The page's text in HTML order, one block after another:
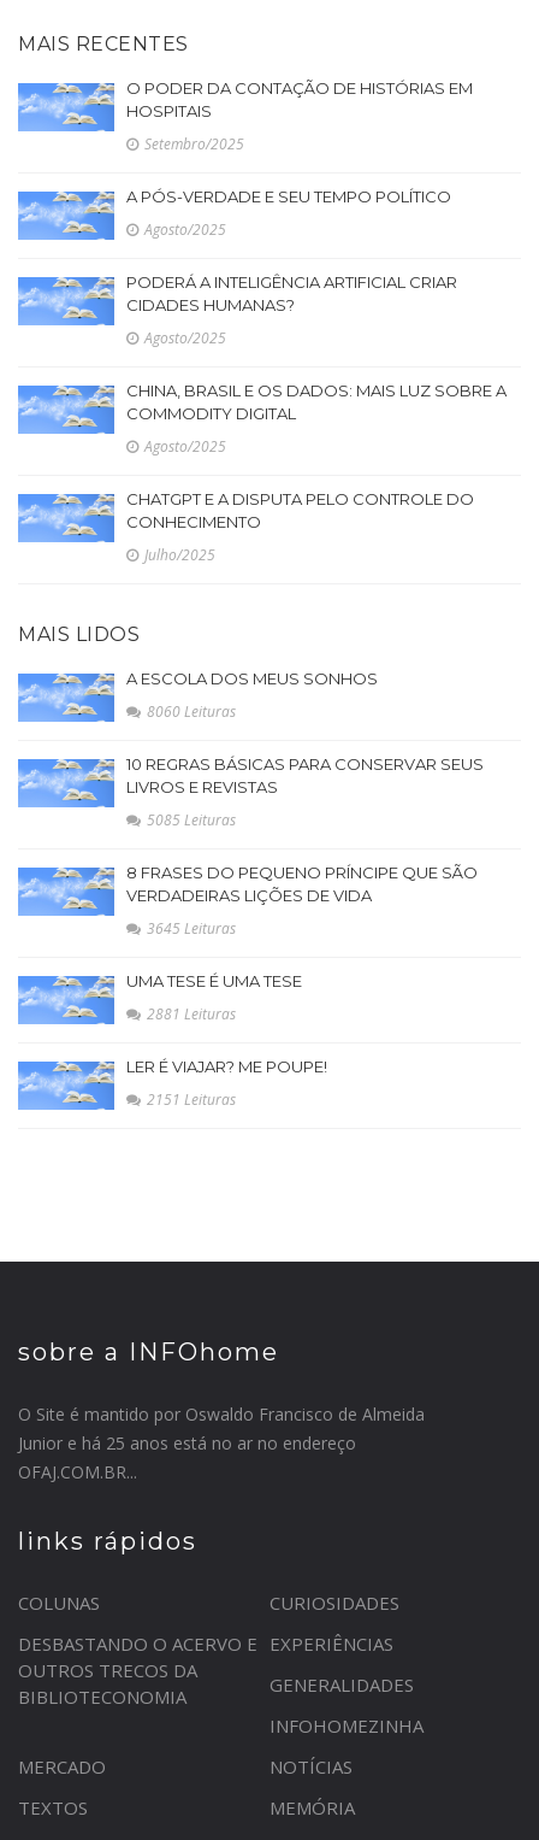
MAIS RECENTES
O PODER DA CONTAÇÃO DE HISTÓRIAS EM
HOSPITAIS
Setembro/2025
A PÓS-VERDADE E SEU TEMPO POLÍTICO
Agosto/2025
PODERÁ A INTELIGÊNCIA ARTIFICIAL CRIAR
CIDADES HUMANAS?
Agosto/2025
CHINA, BRASIL E OS DADOS: MAIS LUZ SOBRE A
COMMODITY DIGITAL
Agosto/2025
CHATGPT E A DISPUTA PELO CONTROLE DO
CONHECIMENTO
Julho/2025
MAIS LIDOS
A ESCOLA DOS MEUS SONHOS
8060 Leituras
10 REGRAS BÁSICAS PARA CONSERVAR SEUS
LIVROS E REVISTAS
5085 Leituras
8 FRASES DO PEQUENO PRÍNCIPE QUE SÃO
VERDADEIRAS LIÇÕES DE VIDA
3645 Leituras
UMA TESE É UMA TESE
2881 Leituras
LER É VIAJAR? ME POUPE!
2151 Leituras
sobre a INFOhome
O Site é mantido por Oswaldo Francisco de Almeida
Junior e há 25 anos está no ar no endereço
OFAJ.COM.BR...
links rápidos
COLUNAS
CURIOSIDADES
DESBASTANDO O ACERVO E
OUTROS TRECOS DA
BIBLIOTECONOMIA
EXPERIÊNCIAS
GENERALIDADES
INFOHOMEZINHA
MERCADO
NOTÍCIAS
TEXTOS
MEMÓRIA